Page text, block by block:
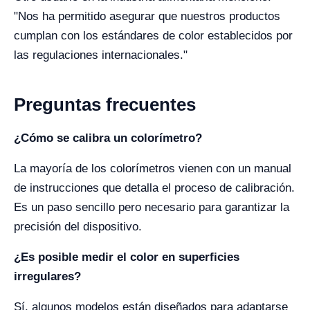
"Nos ha permitido asegurar que nuestros productos
cumplan con los estándares de color establecidos por
las regulaciones internacionales."
Preguntas frecuentes
¿Cómo se calibra un colorímetro?
La mayoría de los colorímetros vienen con un manual
de instrucciones que detalla el proceso de calibración.
Es un paso sencillo pero necesario para garantizar la
precisión del dispositivo.
¿Es posible medir el color en superficies
irregulares?
Sí, algunos modelos están diseñados para adaptarse